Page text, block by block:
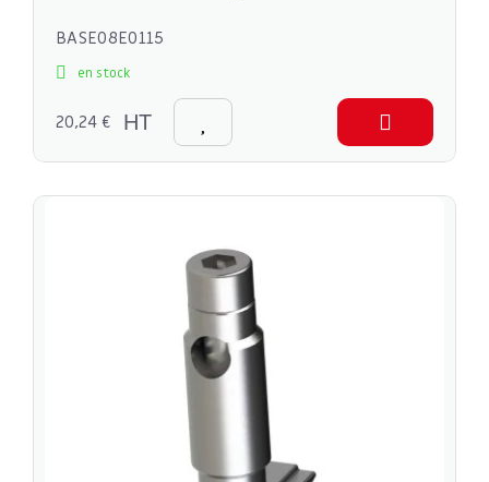
BASE08E0115
en stock
20,24 € HT